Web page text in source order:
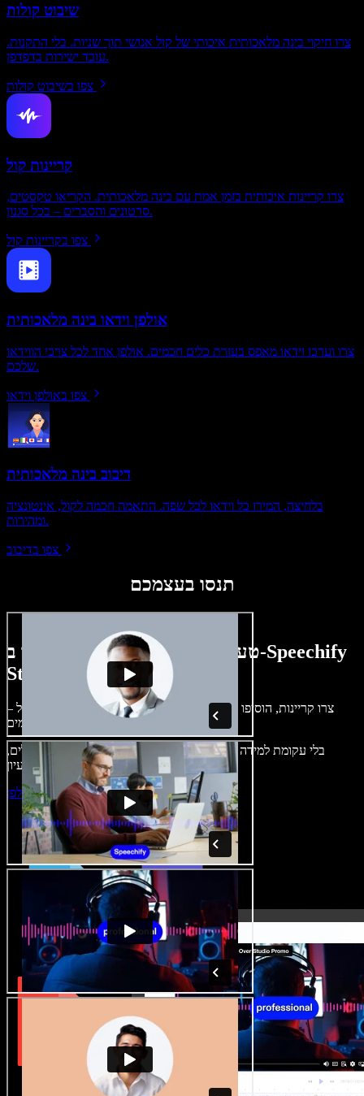
שיבוט קולות
צרו חיקוי בינה מלאכותית איכותי של קול אנושי תוך שניות. בלי התקנות.
עובד ישירות בדפדפן.
צפו בשיבוט קולות
קריינות קול
צרו קריינות איכותית בזמן אמת עם בינה מלאכותית. הקריאו טקסטים,
סרטונים והסברים – בכל סגנון.
צפו בקריינות קול
אולפן וידאו בינה מלאכותית
צרו וערכו וידאו מאפס בעזרת כלים חכמים. אולפן אחד לכל צרכי הווידאו
שלכם.
צפו באולפן וידאו
דיבוב בינה מלאכותית
בלחיצה, המירו כל וידאו לכל שפה. התאמה חכמה לקול, אינטונציה
ומהירות.
צפו בדיבוב
תנסו בעצמכם
טעימה קטנה ממה שתוכלו ליצור ב-Speechify
Studio.
צרו קריינות, הוסיפו תמונות ללא זכויות, אודיו, סרטונים ושיבוט קול –
בלי עקומת למידה – הכול זמין בדפדפן. יוצרי תוכן כבר לא מוגבלים,
התחילו ליצור באולפן